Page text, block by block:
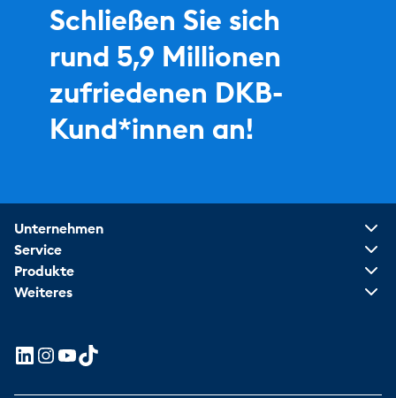
Schließen Sie sich
rund 5,9 Millionen
zufriedenen DKB-
Kund*innen an!
Unternehmen
Service
Produkte
Weiteres